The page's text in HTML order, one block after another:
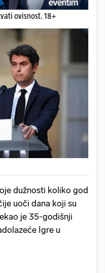
ovisnost. 18+
dužnosti koliko god
uoči dana koji su
je 35-godišnji
Igre u